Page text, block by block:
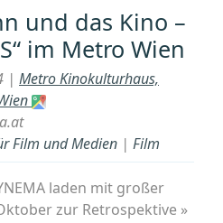
und das Kino –
im Metro Wien
| Metro Kinokulturhaus,
Film und Medien | Film
laden mit großer
zur Retrospektive »